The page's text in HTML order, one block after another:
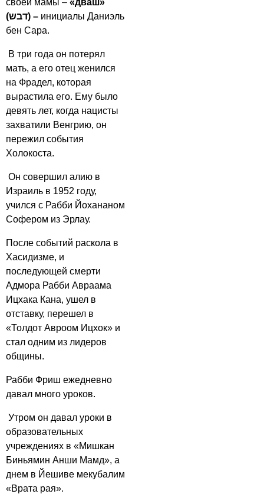
своей мамы – «дваш»
(דבש) – инициалы Даниэль
бен Сара.
В три года он потерял
мать, а его отец женился
на Фрадел, которая
вырастила его. Ему было
девять лет, когда нацисты
захватили Венгрию, он
пережил события
Холокоста.
Он совершил алию в
Израиль в 1952 году,
учился с Рабби Йохананом
Софером из Эрлау.
После событий раскола в
Хасидизме, и
последующей смерти
Адмора Рабби Авраама
Ицхака Кана, ушел в
отставку, перешел в
«Толдот Авроом Ицхок» и
стал одним из лидеров
общины.
Рабби Фриш ежедневно
давал много уроков.
Утром он давал уроки в
образовательных
учреждениях в «Мишкан
Биньямин Анши Мамд», а
днем в Йешиве мекубалим
«Врата рая».